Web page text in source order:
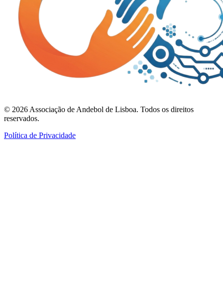
© 2026 Associação de Andebol de Lisboa. Todos os direitos
reservados.
Política de Privacidade